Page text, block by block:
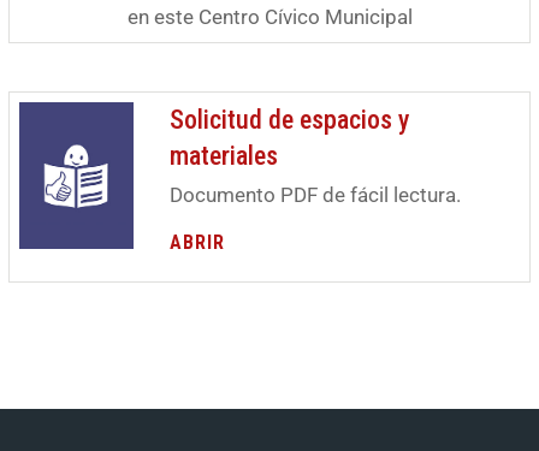
en este Centro Cívico Municipal
Solicitud de espacios y
materiales
Documento PDF de fácil lectura.
ABRIR